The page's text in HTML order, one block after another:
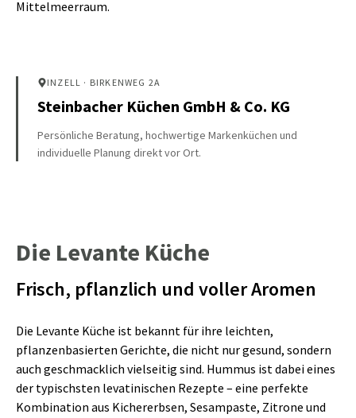
Mittelmeerraum.
INZELL · BIRKENWEG 2A
Steinbacher Küchen GmbH & Co. KG
Persönliche Beratung, hochwertige Markenküchen und
individuelle Planung direkt vor Ort.
Die Levante Küche
Frisch, pflanzlich und voller Aromen
Die Levante Küche ist bekannt für ihre leichten,
pflanzenbasierten Gerichte, die nicht nur gesund, sondern
auch geschmacklich vielseitig sind. Hummus ist dabei eines
der typischsten levatinischen Rezepte – eine perfekte
Kombination aus Kichererbsen, Sesampaste, Zitrone und